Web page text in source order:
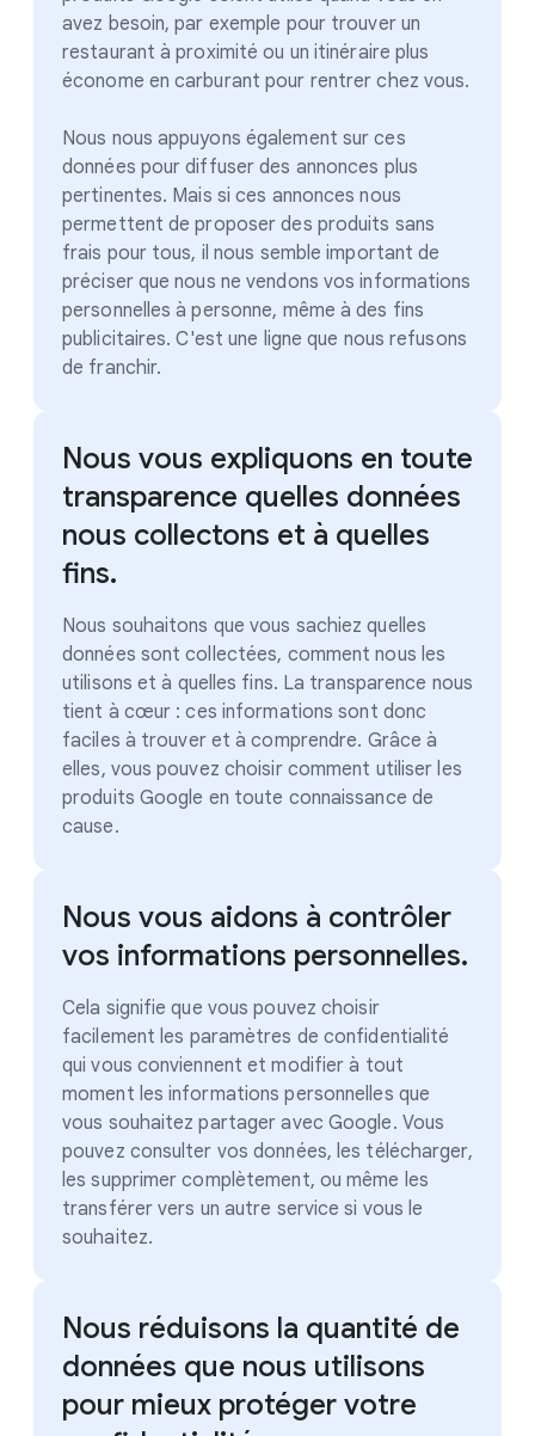
avez besoin, par exemple pour trouver un
restaurant à proximité ou un itinéraire plus
économe en carburant pour rentrer chez vous.
Nous nous appuyons également sur ces
données pour diffuser des annonces plus
pertinentes. Mais si ces annonces nous
permettent de proposer des produits sans
frais pour tous, il nous semble important de
préciser que nous ne vendons vos informations
personnelles à personne, même à des fins
publicitaires. C'est une ligne que nous refusons
de franchir.
Nous vous expliquons en toute
transparence quelles données
nous collectons et à quelles
fins.
Nous souhaitons que vous sachiez quelles
données sont collectées, comment nous les
utilisons et à quelles fins. La transparence nous
tient à cœur : ces informations sont donc
faciles à trouver et à comprendre. Grâce à
elles, vous pouvez choisir comment utiliser les
produits Google en toute connaissance de
cause.
Nous vous aidons à contrôler
vos informations personnelles.
Cela signifie que vous pouvez choisir
facilement les paramètres de confidentialité
qui vous conviennent et modifier à tout
moment les informations personnelles que
vous souhaitez partager avec Google. Vous
pouvez consulter vos données, les télécharger,
les supprimer complètement, ou même les
transférer vers un autre service si vous le
souhaitez.
Nous réduisons la quantité de
données que nous utilisons
pour mieux protéger votre